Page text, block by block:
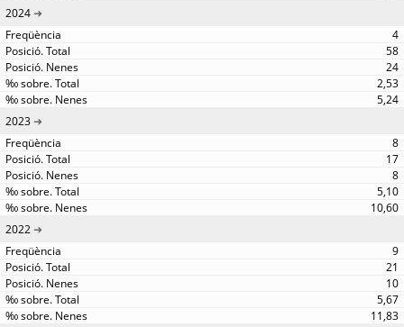
2024
4
58
24
2,53
5,24
2023
8
17
8
5,10
10,60
2022
9
21
10
5,67
11,83